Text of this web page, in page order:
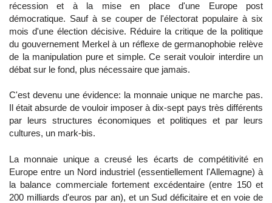
récession et à la mise en place d'une Europe post
démocratique. Sauf à se couper de l'électorat populaire à six
mois d'une élection décisive. Réduire la critique de la politique
du gouvernement Merkel à un réflexe de germanophobie relève
de la manipulation pure et simple. Ce serait vouloir interdire un
débat sur le fond, plus nécessaire que jamais.
C'est devenu une évidence: la monnaie unique ne marche pas.
Il était absurde de vouloir imposer à dix-sept pays très différents
par leurs structures économiques et politiques et par leurs
cultures, un mark-bis.
La monnaie unique a creusé les écarts de compétitivité en
Europe entre un Nord industriel (essentiellement l'Allemagne) à
la balance commerciale fortement excédentaire (entre 150 et
200 milliards d'euros par an), et un Sud déficitaire et en voie de